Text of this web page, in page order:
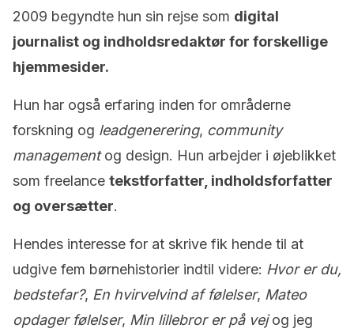
2009 begyndte hun sin rejse som digital
journalist og indholdsredaktør for forskellige
hjemmesider.
Hun har også erfaring inden for områderne
forskning og leadgenerering, community
managementog design. Hun arbejder i øjeblikket
som freelance tekstforfatter, indholdsforfatter
og oversætter.
Hendes interesse for at skrive fik hende til at
udgive fem børnehistorier indtil videre: Hvor er du,
bedstefar?, En hvirvelvind af følelser, Mateo
opdager følelser, Min lillebror er på vejog jeg